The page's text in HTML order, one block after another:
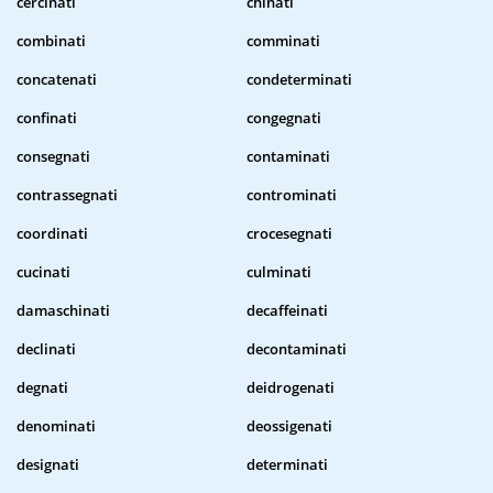
combinati
comminati
concatenati
condeterminati
confinati
congegnati
consegnati
contaminati
contrassegnati
controminati
coordinati
crocesegnati
cucinati
culminati
damaschinati
decaffeinati
declinati
decontaminati
degnati
deidrogenati
denominati
deossigenati
designati
determinati